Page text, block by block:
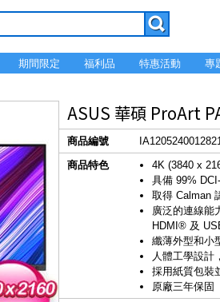
期間限定 福利品 特惠活動 專
ASUS 華碩 ProArt
商品編號
商品特色
4K (3840 x
具備 99%
取得 Calman
廣泛的連線能
HDMI® 及
纖薄外型和小
人體工學設計
採用紙質包裝
原廠三年保固